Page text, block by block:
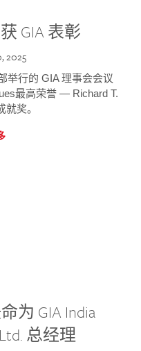
GIA 表彰
2025
举行的 GIA 理事会会议
最高荣誉 — Richard T.
就奖。
为 GIA India
总经理